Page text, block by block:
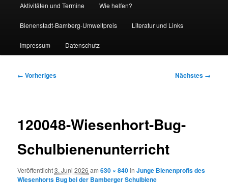
Aktivitäten und Termine Wie helfen?
Bienenstadt-Bamberg-Umweltpreis Literatur und Links
Impressum Datenschutz
Bilder-
← Vorheriges Nächstes →
120048-Wiesenhort-Bug-
Schulbienenunterricht
Veröffentlicht3. Juni 2026 am630 × 840inJunge Bienenprofis des
Wiesenhorts Bug bei der Bamberger Schulbiene